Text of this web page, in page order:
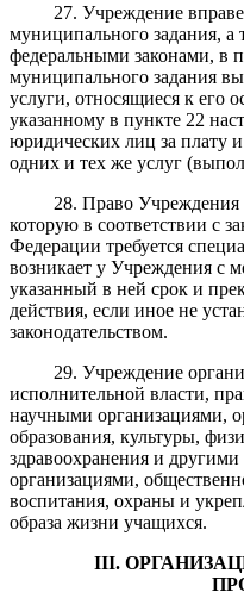
27. Учреждение
муниципального задания, а
федеральными законами, в
муниципального задания
услуги, относящиеся к его
указанному в пункте 22
юридических лиц за плату
одних и тех же услуг
28. Право Учреждения
которую в соответствии с
Федерации требуется
возникает у Учреждения с
указанный в ней срок и
действия, если иное не
законодательством.
29. Учреждение
исполнительной власти,
научными организациями,
образования, культуры,
здравоохранения и
организациями,
воспитания, охраны и
образа жизни учащихся.
III.